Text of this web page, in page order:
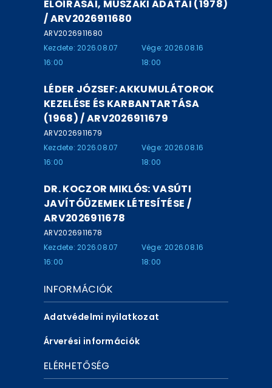
ELŐÍRÁSAI, MŰSZAKI ADATAI (1978)
/ ARV2026911680
ARV2026911680
Kezdete: 2026.08.07
16:00
Vége: 2026.08.16
18:00
LÉDER JÓZSEF: AKKUMULÁTOROK
KEZELÉSE ÉS KARBANTARTÁSA
(1968) / ARV2026911679
ARV2026911679
Kezdete: 2026.08.07
16:00
Vége: 2026.08.16
18:00
DR. KOCZOR MIKLÓS: VASÚTI
JAVÍTÓÜZEMEK LÉTESÍTÉSE /
ARV2026911678
ARV2026911678
Kezdete: 2026.08.07
16:00
Vége: 2026.08.16
18:00
INFORMÁCIÓK
Adatvédelmi nyilatkozat
Árverési információk
ELÉRHETŐSÉG